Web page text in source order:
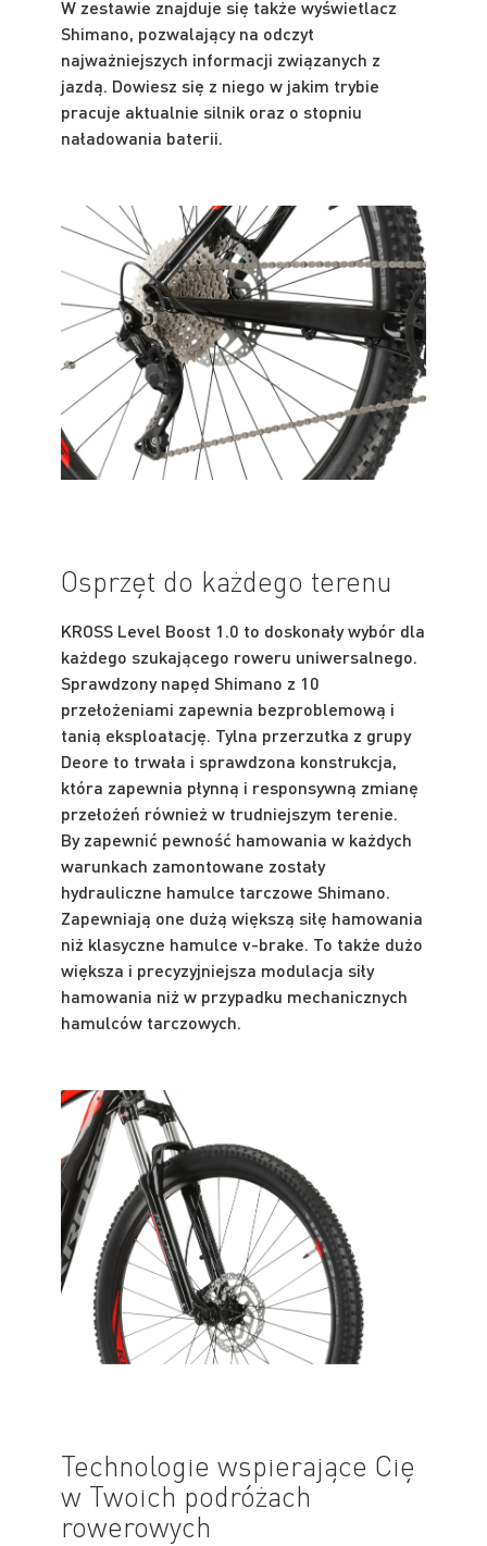
W zestawie znajduje się także wyświetlacz
Shimano, pozwalający na odczyt
najważniejszych informacji związanych z
jazdą. Dowiesz się z niego w jakim trybie
pracuje aktualnie silnik oraz o stopniu
naładowania baterii.
Osprzęt do każdego terenu
KROSS Level Boost 1.0 to doskonały wybór dla
każdego szukającego roweru uniwersalnego.
Sprawdzony napęd Shimano z 10
przełożeniami zapewnia bezproblemową i
tanią eksploatację. Tylna przerzutka z grupy
Deore to trwała i sprawdzona konstrukcja,
która zapewnia płynną i responsywną zmianę
przełożeń również w trudniejszym terenie.
By zapewnić pewność hamowania w każdych
warunkach zamontowane zostały
hydrauliczne hamulce tarczowe Shimano.
Zapewniają one dużą większą siłę hamowania
niż klasyczne hamulce v-brake. To także dużo
większa i precyzyjniejsza modulacja siły
hamowania niż w przypadku mechanicznych
hamulców tarczowych.
Technologie wspierające Cię
w Twoich podróżach
rowerowych